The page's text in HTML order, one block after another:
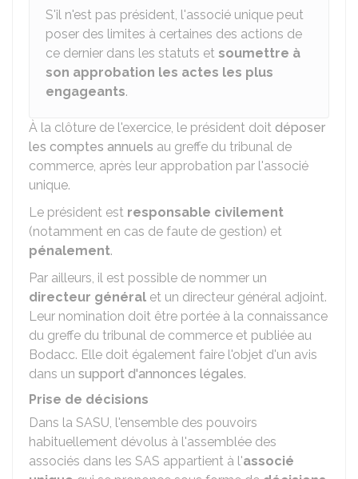
S'il n'est pas président, l'associé unique peut
poser des limites à certaines des actions de
ce dernier dans les statuts et soumettre à
son approbation les actes les plus
engageants.
À la clôture de l'exercice, le président doit déposer
les comptes annuels au greffe du tribunal de
commerce, après leur approbation par l'associé
unique.
Le président est responsable civilement
(notamment en cas de faute de gestion) et
pénalement.
Par ailleurs, il est possible de nommer un
directeur général et un directeur général adjoint.
Leur nomination doit être portée à la connaissance
du greffe du tribunal de commerce et publiée au
Bodacc. Elle doit également faire l'objet d'un avis
dans un support d'annonces légales.
Prise de décisions
Dans la SASU, l'ensemble des pouvoirs
habituellement dévolus à l'assemblée des
associés dans les SAS appartient à l'associé